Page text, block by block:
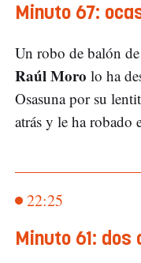
Minuto 67:
Un robo de balón
Raúl Moro lo ha
Osasuna por su
atrás y le ha robado
22:25
Minuto 61: dos